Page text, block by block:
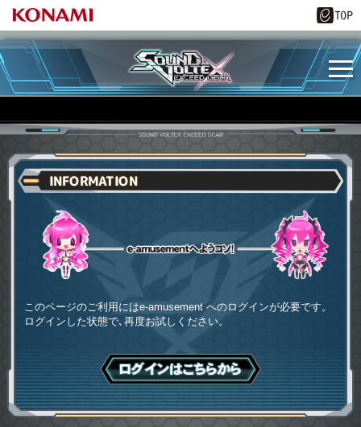
INFORMATION
このページのご利用にはe-amusement へのログインが必要です。
ログインした状態で､再度お試しください。
ログインはこちら